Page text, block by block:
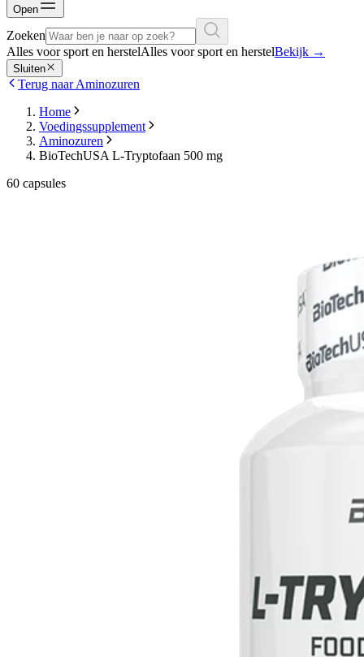
Open
Zoeken
Alles voor sport en herstelAlles voor sport en herstelBekijk →
Sluiten
Terug naar Aminozuren
Home
Voedingssupplement
Aminozuren
BioTechUSA L-Tryptofaan 500 mg
60 capsules